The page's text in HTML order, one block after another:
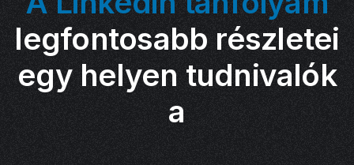
legfontosabb részletei
egy helyen tudnivalók
a